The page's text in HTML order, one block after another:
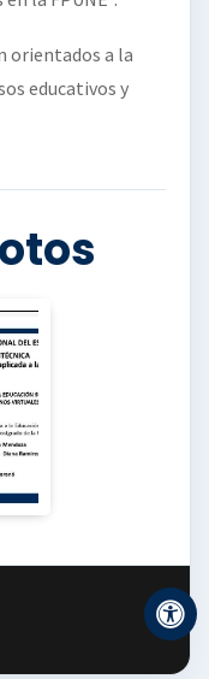
orientados a la
educativos y